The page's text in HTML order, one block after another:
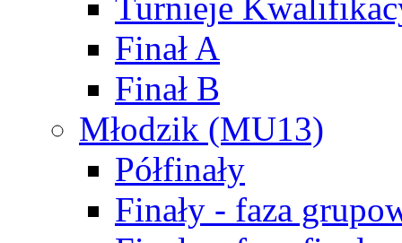
Finał A
Finał B
Młodzik (MU13)
Półfinały
Finały - faza